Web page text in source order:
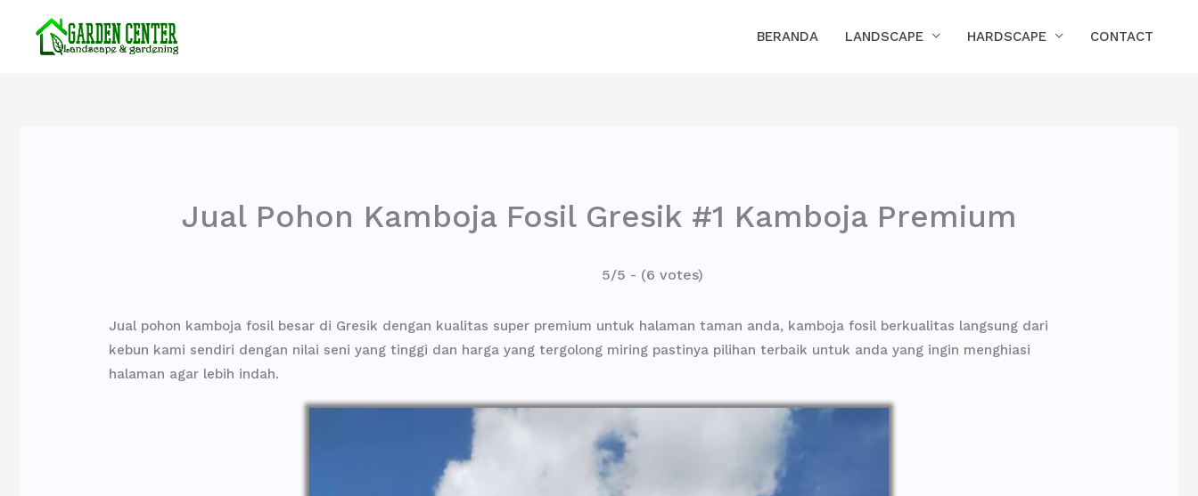
konten
BERANDA LANDSCAPE HARDSCAPE CONTACT
Jual Pohon Kamboja Fosil Gresik #1 Kamboja Premium
5/5 - (6 votes)
Jual pohon kamboja fosil besar di Gresik dengan kualitas super premium untuk halaman taman anda, kamboja fosil berkualitas langsung dari
kebun kami sendiri dengan nilai seni yang tinggi dan harga yang tergolong miring pastinya pilihan terbaik untuk anda yang ingin menghiasi
halaman agar lebih indah.